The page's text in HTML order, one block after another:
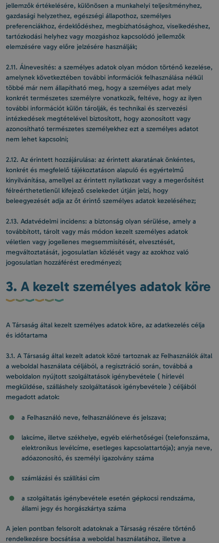
jellemzők értékelésére, különösen a munkahelyi teljesítményhez,
gazdasági helyzethez, egészségi állapothoz, személyes
preferenciákhoz, érdeklődéshez, megbízhatósághoz, viselkedéshez,
tartózkodási helyhez vagy mozgáshoz kapcsolódó jellemzők
elemzésére vagy előre jelzésére használják;
2.11. Álnevesítés: a személyes adatok olyan módon történő kezelése,
amelynek következtében további információk felhasználása nélkül
többé már nem állapítható meg, hogy a személyes adat mely
konkrét természetes személyre vonatkozik, feltéve, hogy az ilyen
további információt külön tárolják, és technikai és szervezési
intézkedések megtételével biztosított, hogy azonosított vagy
azonosítható természetes személyekhez ezt a személyes adatot
nem lehet kapcsolni;
2.12. Az érintett hozzájárulása: az érintett akaratának önkéntes,
konkrét és megfelelő tájékoztatáson alapuló és egyértelmű
kinyilvánítása, amellyel az érintett nyilatkozat vagy a megerősítést
félreérthetetlenül kifejező cselekedet útján jelzi, hogy
beleegyezését adja az őt érintő személyes adatok kezeléséhez;
2.13. Adatvédelmi incidens: a biztonság olyan sérülése, amely a
továbbított, tárolt vagy más módon kezelt személyes adatok
véletlen vagy jogellenes megsemmisítését, elvesztését,
megváltoztatását, jogosulatlan közlését vagy az azokhoz való
jogosulatlan hozzáférést eredményezi;
3. A kezelt személyes adatok köre
A Társaság által kezelt személyes adatok köre, az adatkezelés célja
és időtartama
3.1. A Társaság által kezelt adatok közé tartoznak az Felhasználók által
a weboldal használata céljából, a regisztráció során, továbbá a
weboldalon nyújtott szolgáltatások igénybevétele ( hírlevél
megküldése, szálláshely szolgáltatások igénybevétele ) céljából
megadott adatok:
a Felhasználó neve, felhasználóneve és jelszava;
lakcíme, illetve székhelye, egyéb elérhetőségei (telefonszáma,
elektronikus levélcíme, esetleges kapcsolattartója); anyja neve,
adóazonosító, és személyi igazolvány száma
számlázási és szállítási cím
a szolgáltatás igénybevétele esetén gépkocsi rendszáma,
állami jegy és horgászkártya száma
A jelen pontban felsorolt adatoknak a Társaság részére történő
rendelkezésre bocsátása a weboldal használatához, illetve a